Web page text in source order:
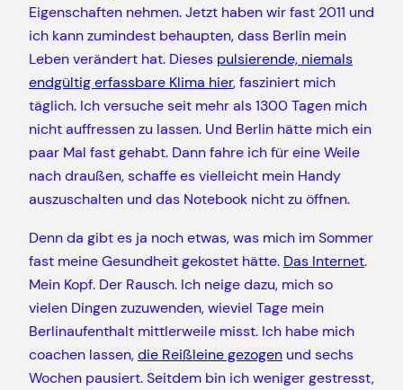
Eigenschaften nehmen. Jetzt haben wir fast 2011 und
ich kann zumindest behaupten, dass Berlin mein
Leben verändert hat. Dieses pulsierende, niemals
endgültig erfassbare Klima hier, fasziniert mich
täglich. Ich versuche seit mehr als 1300 Tagen mich
nicht auffressen zu lassen. Und Berlin hätte mich ein
paar Mal fast gehabt. Dann fahre ich für eine Weile
nach draußen, schaffe es vielleicht mein Handy
auszuschalten und das Notebook nicht zu öffnen.
Denn da gibt es ja noch etwas, was mich im Sommer
fast meine Gesundheit gekostet hätte. Das Internet.
Mein Kopf. Der Rausch. Ich neige dazu, mich so
vielen Dingen zuzuwenden, wieviel Tage mein
Berlinaufenthalt mittlerweile misst. Ich habe mich
coachen lassen,die Reißleine gezogen und sechs
Wochen pausiert. Seitdem bin ich weniger gestresst,